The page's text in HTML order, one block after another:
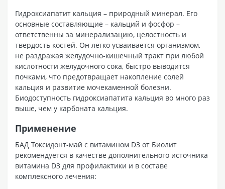
Гидроксиапатит кальция – природный минерал. Его
основные составляющие – кальций и фосфор –
ответственны за минерализацию, целостность и
твердость костей. Он легко усваивается организмом,
не раздражая желудочно-кишечный тракт при любой
кислотности желудочного сока, быстро выводится
почками, что предотвращает накопление солей
кальция и развитие мочекаменной болезни.
Биодоступность гидроксиапатита кальция во много раз
выше, чем у карбоната кальция.
Применение
БАД Токсидонт-май с витамином D3 от Биолит
рекомендуется в качестве дополнительного источника
витамина D3 для профилактики и в составе
комплексного лечения: